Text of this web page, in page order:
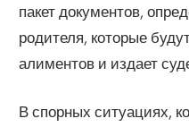
пакет документов,
родителя, которые
алиментов и издает
В спорных ситуациях,